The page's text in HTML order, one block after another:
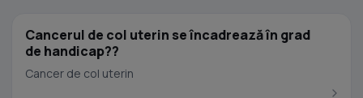
Cancerul de col uterin se încadrează în grad
de handicap??
Cancer de col uterin